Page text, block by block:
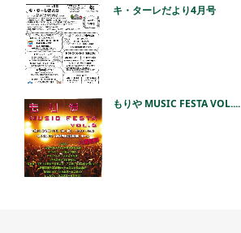
キ・ターレだより4月号
もりや MUSIC FESTA VOL....